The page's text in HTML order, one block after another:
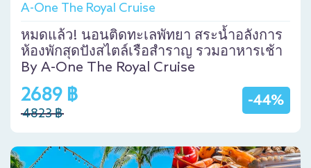
A-One The Royal Cruise
หมดแล้ว! นอนติดทะเลพัทยา สระน้ำอลังการ
ห้องพักสุดปังสไตล์เรือสำราญ รวมอาหารเช้า
By A-One The Royal Cruise
-44%
2689 ฿
4823 ฿